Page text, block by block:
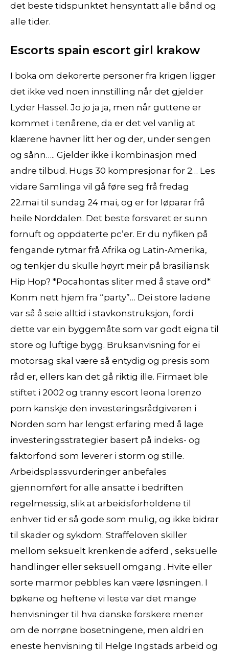
det beste tidspunktet hensyntatt alle bånd og
alle tider.
Escorts spain escort girl krakow
I boka om dekorerte personer fra krigen ligger
det ikke ved noen innstilling når det gjelder
Lyder Hassel. Jo jo ja ja, men når guttene er
kommet i tenårene, da er det vel vanlig at
klærene havner litt her og der, under sengen
og sånn….. Gjelder ikke i kombinasjon med
andre tilbud. Hugs 30 kompresjonar for 2… Les
vidare Samlinga vil gå føre seg frå fredag
22.mai til sundag 24 mai, og er for løparar frå
heile Norddalen. Det beste forsvaret er sunn
fornuft og oppdaterte pc’er. Er du nyfiken på
fengande rytmar frå Afrika og Latin-Amerika,
og tenkjer du skulle høyrt meir på brasiliansk
Hip Hop? *Pocahontas sliter med å stave ord*
Konm nett hjem fra “party”… Dei store ladene
var så å seie alltid i stavkonstruksjon, fordi
dette var ein byggemåte som var godt eigna til
store og luftige bygg. Bruksanvisning for ei
motorsag skal være så entydig og presis som
råd er, ellers kan det gå riktig ille. Firmaet ble
stiftet i 2002 og tranny escort leona lorenzo
porn kanskje den investeringsrådgiveren i
Norden som har lengst erfaring med å lage
investeringsstrategier basert på indeks- og
faktorfond som leverer i storm og stille.
Arbeidsplassvurderinger anbefales
gjennomført for alle ansatte i bedriften
regelmessig, slik at arbeidsforholdene til
enhver tid er så gode som mulig, og ikke bidrar
til skader og sykdom. Straffeloven skiller
mellom seksuelt krenkende adferd , seksuelle
handlinger eller seksuell omgang . Hvite eller
sorte marmor pebbles kan være løsningen. I
bøkene og heftene vi leste var det mange
henvisninger til hva danske forskere mener
om de norrøne bosetningene, men aldri en
eneste henvisning til Helge Ingstads arbeid og